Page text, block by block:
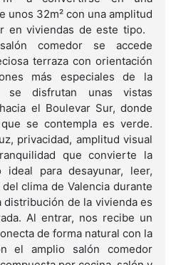
unos 32m² con una amplitud
en viviendas de este tipo.
comedor se accede
terraza con orientación
más especiales de la
se disfrutan unas vistas
el Boulevar Sur, donde
se contempla es verde.
privacidad, amplitud visual
que convierte la
para desayunar, leer,
clima de Valencia durante
de la vivienda es
Al entrar, nos recibe un
de forma natural con la
el amplio salón comedor